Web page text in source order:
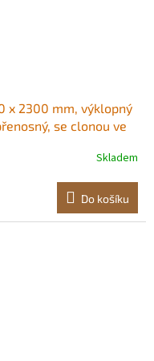
x 2300 mm, výklopný
se clonou ve
aktivity, béžový
Skladem
Do košíku